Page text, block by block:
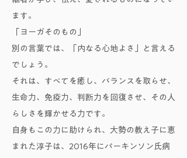
ます。
「ヨーガそのもの」
別の言葉では、「内なる心地よさ」と言える
でしょう。
それは、すべてを癒し、バランスを取らせ、
生命力、免疫力、判断力を回復させ、その人
らしさを輝かせる力です。
自身もこの力に助けられ、大勢の教え子に恵
まれた淳子は、2016年にパーキンソン氏病